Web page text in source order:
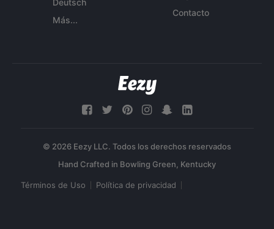
Deutsch
Más...
Contacto
© 2026 Eezy LLC. Todos los derechos reservados
Términos de Uso Política de privacidad